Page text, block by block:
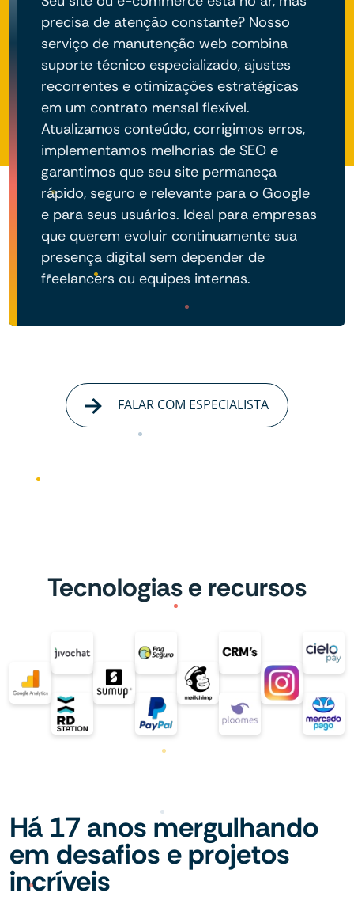
precisa de atenção constante? Nosso
serviço de manutenção web combina
suporte técnico especializado, ajustes
recorrentes e otimizações estratégicas
em um contrato mensal flexível.
Atualizamos conteúdo, corrigimos erros,
implementamos melhorias de SEO e
garantimos que seu site permaneça
rápido, seguro e relevante para o Google
e para seus usuários. Ideal para empresas
que querem evoluir continuamente sua
presença digital sem depender de
freelancers ou equipes internas.
FALAR COM ESPECIALISTA
Tecnologias e recursos
Há 17 anos mergulhando
em desafios e projetos
incríveis